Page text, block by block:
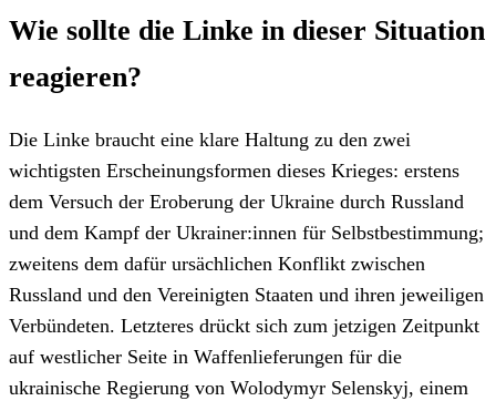
Wie sollte die Linke in dieser Situation
reagieren?
Die Linke braucht eine klare Haltung zu den zwei
wichtigsten Erscheinungsformen dieses Krieges: erstens
dem Versuch der Eroberung der Ukraine durch Russland
und dem Kampf der Ukrainer:innen für Selbstbestimmung;
zweitens dem dafür ursächlichen Konflikt zwischen
Russland und den Vereinigten Staaten und ihren jeweiligen
Verbündeten. Letzteres drückt sich zum jetzigen Zeitpunkt
auf westlicher Seite in Waffenlieferungen für die
ukrainische Regierung von Wolodymyr Selenskyj, einem